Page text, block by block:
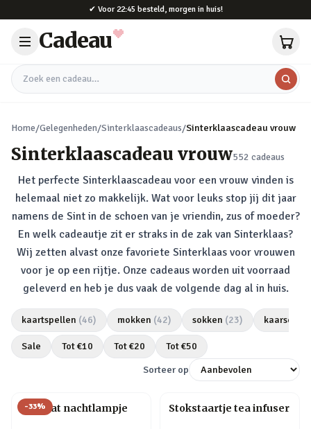
✔ Voor 22:45 besteld, morgen in huis!
Cadeau
Zoek een cadeau
Home/Gelegenheden/Sinterklaascadeaus/Sinterklaascadeau vrouw
Sinterklaascadeau vrouw552 cadeaus
Het perfecte Sinterklaascadeau voor een vrouw vinden is
helemaal niet zo makkelijk. Wat voor leuks stop jij dit jaar
namens de Sint in de schoen van je vriendin, zus of moeder?
En welk cadeautje zit er straks in de zak van Sinterklaas?
Wij zetten alvast onze favoriete Sinterklaas voor vrouwen
voor je op een rijtje. Onze cadeaus worden uit voorraad
geleverd en heb je dus vaak de volgende dag al in huis.
kaartspellen (46) mokken (42) sokken (23) kaarsen
Sale Tot €10 Tot €20 Tot €50
Sorteer op
-33%
Mini kat nachtlampje Stokstaartje tea infuser